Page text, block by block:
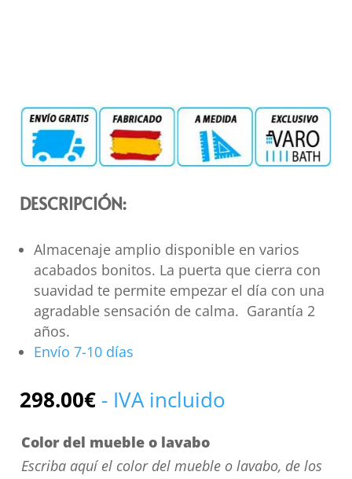
DESCRIPCIÓN:
Almacenaje amplio disponible en varios
acabados bonitos. La puerta que cierra con
suavidad te permite empezar el día con una
agradable sensación de calma. Garantía 2
años.
Envío 7-10 días
298.00€ - IVA incluido
Color del mueble o lavabo
Escriba aquí el color del mueble o lavabo, de los